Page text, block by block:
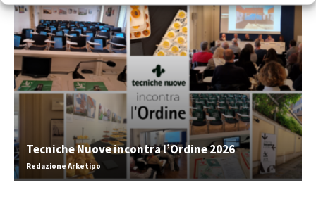
Tecniche Nuove incontra l’Ordine 2026
Redazione Arketipo